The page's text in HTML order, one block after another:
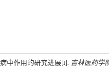
中作用的研究进展[J]. 吉林医药学